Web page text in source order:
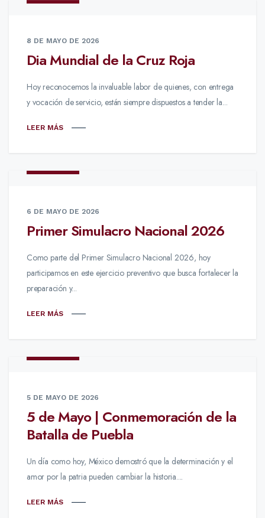
8 DE MAYO DE 2026
Dia Mundial de la Cruz Roja
Hoy reconocemos la invaluable labor de quienes, con entrega
y vocación de servicio, están siempre dispuestos a tender la...
LEER MÁS
6 DE MAYO DE 2026
Primer Simulacro Nacional 2026
Como parte del Primer Simulacro Nacional 2026, hoy
participamos en este ejercicio preventivo que busca fortalecer la
preparación y...
LEER MÁS
5 DE MAYO DE 2026
5 de Mayo | Conmemoración de la
Batalla de Puebla
Un día como hoy, México demostró que la determinación y el
amor por la patria pueden cambiar la historia....
LEER MÁS